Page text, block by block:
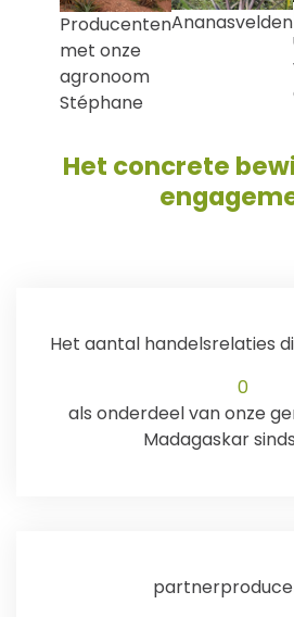
Producenten
met onze
agronoom
Stéphane
Ananasvelden
Het concrete
Het aantal handelsrelaties
0
als onderdeel van onze
Madagaskar